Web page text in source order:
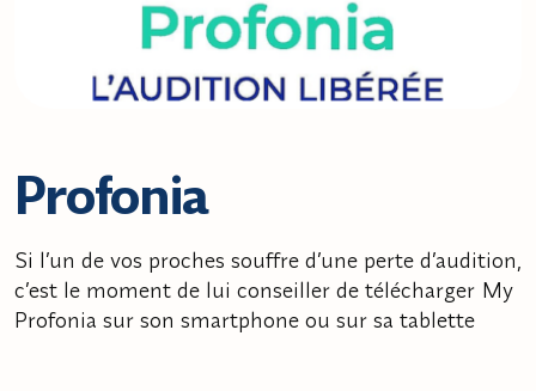
Profonia
Si l’un de vos proches souffre d’une perte d’audition,
c’est le moment de lui conseiller de télécharger My
Profonia sur son smartphone ou sur sa tablette